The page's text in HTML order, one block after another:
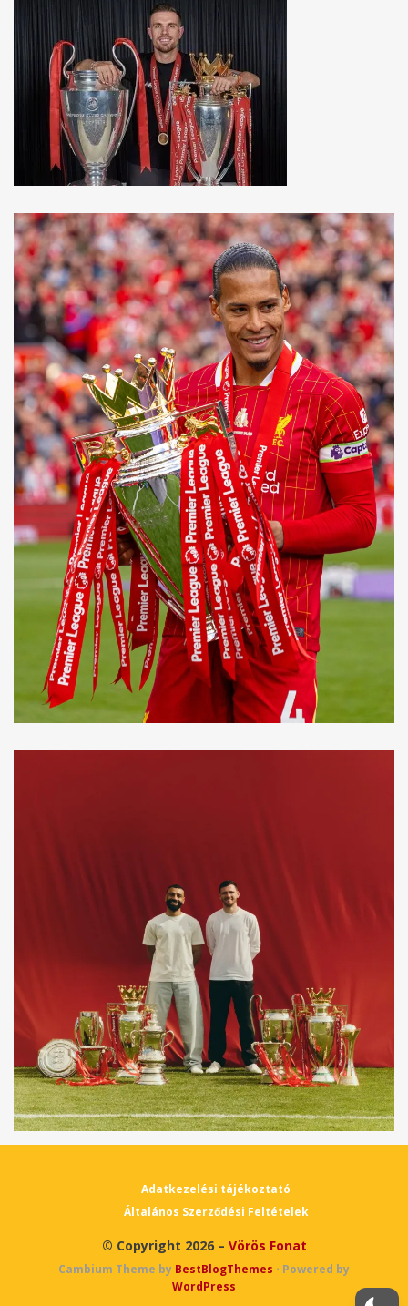
Adatkezelési tájékoztató
Általános Szerződési Feltételek
© Copyright 2026 – Vörös Fonat
Cambium Theme by BestBlogThemes ⋅ Powered by
WordPress